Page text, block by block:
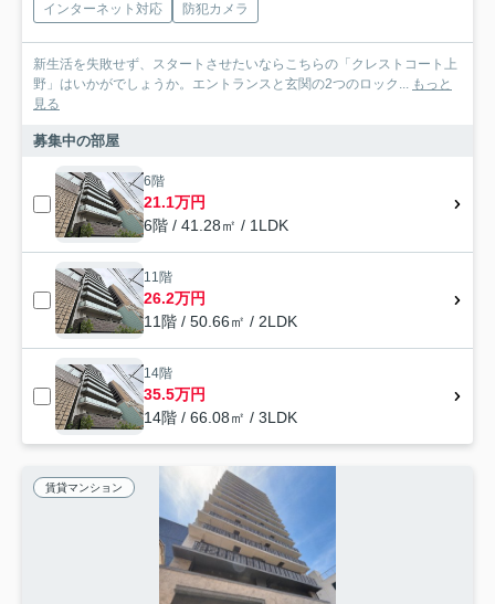
インターネット対応
防犯カメラ
新生活を失敗せず、スタートさせたいならこちらの「クレストコート上
野」はいかがでしょうか。エントランスと玄関の2つのロック... もっと
見る
募集中の部屋
6階
21.1万円
6階 / 41.28㎡ / 1LDK
11階
26.2万円
11階 / 50.66㎡ / 2LDK
14階
35.5万円
14階 / 66.08㎡ / 3LDK
賃貸マンション